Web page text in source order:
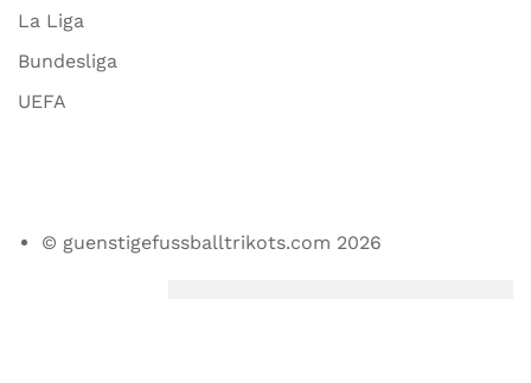
La Liga
Bundesliga
UEFA
© guenstigefussballtrikots.com 2026